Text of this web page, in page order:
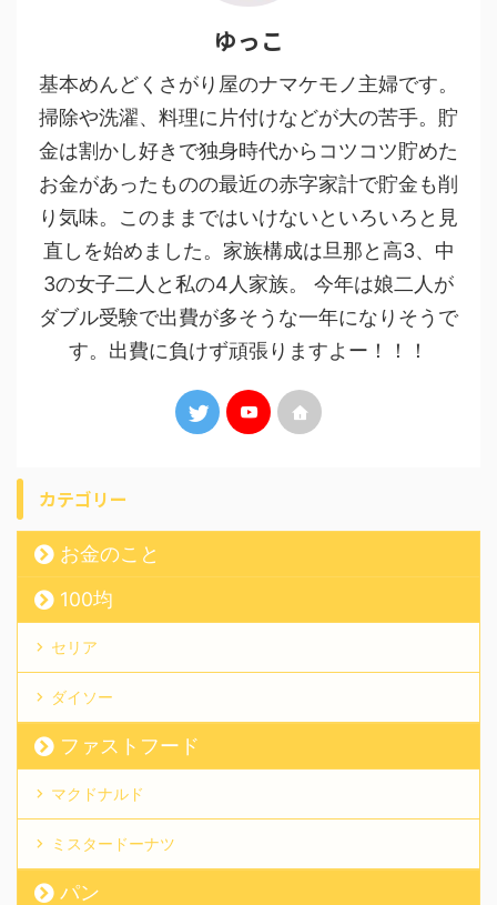
ゆっこ
基本めんどくさがり屋のナマケモノ主婦です。
掃除や洗濯、料理に片付けなどが大の苦手。貯
金は割かし好きで独身時代からコツコツ貯めた
お金があったものの最近の赤字家計で貯金も削
り気味。このままではいけないといろいろと見
直しを始めました。家族構成は旦那と高3、中
3の女子二人と私の4人家族。 今年は娘二人が
ダブル受験で出費が多そうな一年になりそうで
す。出費に負けず頑張りますよー！！！
カテゴリー
お金のこと
100均
セリア
ダイソー
ファストフード
マクドナルド
ミスタードーナツ
パン